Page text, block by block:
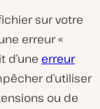
sur votre
erreur «
d’une erreur
d’utiliser
ou de